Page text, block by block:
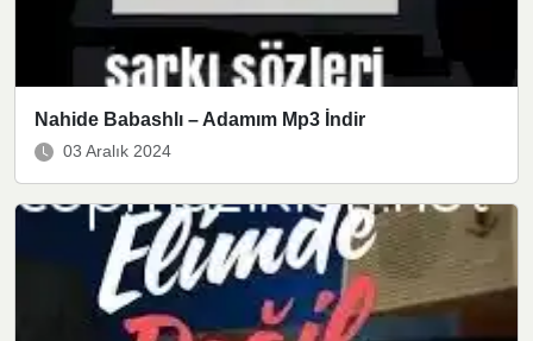
Nahide Babashlı – Adamım Mp3 İndir
03 Aralık 2024